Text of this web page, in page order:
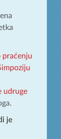
praćenju
udruge
je